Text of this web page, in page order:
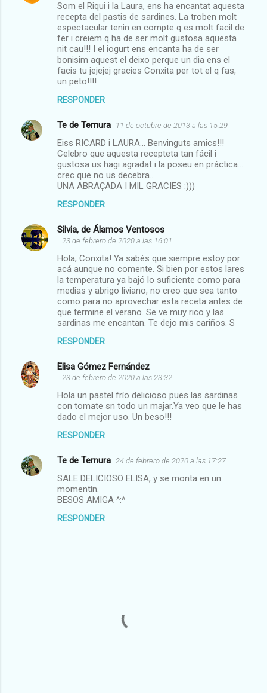
Som el Riqui i la Laura, ens ha encantat aquesta
recepta del pastis de sardines. La troben molt
espectacular tenin en compte q es molt facil de
fer i creiem q ha de ser molt gustosa aquesta
nit cau!!! I el iogurt ens encanta ha de ser
bonisim aquest el deixo perque un dia ens el
facis tu jejejej gracies Conxita per tot el q fas,
un peto!!!!
RESPONDER
Te de Ternura 11 de octubre de 2013 a las 15:29
Eiss RICARD i LAURA... Benvinguts amics!!!
Celebro que aquesta recepteta tan fácil i
gustosa us hagi agradat i la poseu en práctica...
crec que no us decebra..
UNA ABRAÇADA I MIL GRACIES :)))
RESPONDER
Silvia, de Álamos Ventosos
23 de febrero de 2020 a las 16:01
Hola, Conxita! Ya sabés que siempre estoy por
acá aunque no comente. Si bien por estos lares
la temperatura ya bajó lo suficiente como para
medias y abrigo liviano, no creo que sea tanto
como para no aprovechar esta receta antes de
que termine el verano. Se ve muy rico y las
sardinas me encantan. Te dejo mis cariños. S
RESPONDER
Elisa Gómez Fernández
23 de febrero de 2020 a las 23:32
Hola un pastel frío delicioso pues las sardinas
con tomate sn todo un majar.Ya veo que le has
dado el mejor uso. Un beso!!!
RESPONDER
Te de Ternura 24 de febrero de 2020 a las 17:27
SALE DELICIOSO ELISA, y se monta en un
momentín.
BESOS AMIGA ^:^
RESPONDER